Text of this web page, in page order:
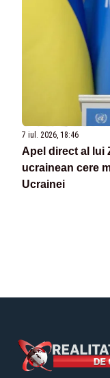
7 iul. 2026, 18:46
Apel direct al lui
ucrainean cere
Ucrainei